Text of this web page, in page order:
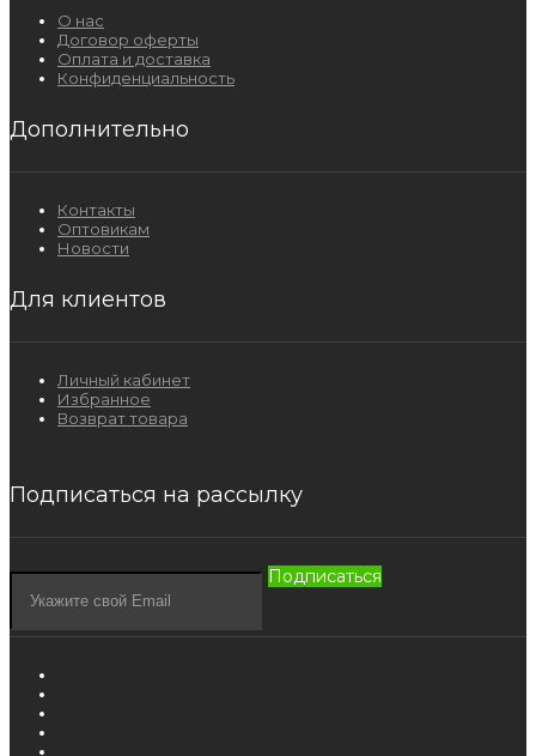
О нас
Договор оферты
Оплата и доставка
Конфиденциальность
Дополнительно
Контакты
Оптовикам
Новости
Для клиентов
Личный кабинет
Избранное
Возврат товара
Подписаться на рассылку
Подписаться